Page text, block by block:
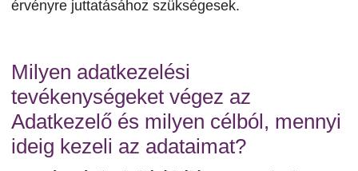
érvényre juttatásához szükségesek.
Milyen adatkezelési
tevékenységeket végez az
Adatkezelő és milyen célból, mennyi
ideig kezeli az adataimat?